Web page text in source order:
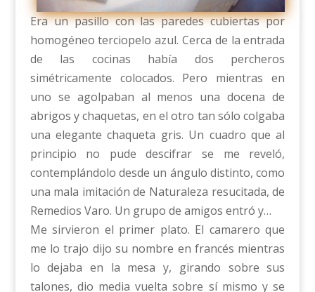
Era un pasillo con las paredes cubiertas por
homogéneo terciopelo azul. Cerca de la entrada
de las cocinas había dos percheros
simétricamente colocados. Pero mientras en
uno se agolpaban al menos una docena de
abrigos y chaquetas, en el otro tan sólo colgaba
una elegante chaqueta gris. Un cuadro que al
principio no pude descifrar se me reveló,
contemplándolo desde un ángulo distinto, como
una mala imitación de Naturaleza resucitada, de
Remedios Varo. Un grupo de amigos entró y…
Me sirvieron el primer plato. El camarero que
me lo trajo dijo su nombre en francés mientras
lo dejaba en la mesa y, girando sobre sus
talones, dio media vuelta sobre sí mismo y se